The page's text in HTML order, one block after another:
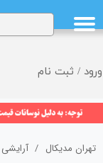
ورود / ثبت نام
حساب کاربری من
تغییر گذر واژه
خروج از حساب
تهران مدیکال